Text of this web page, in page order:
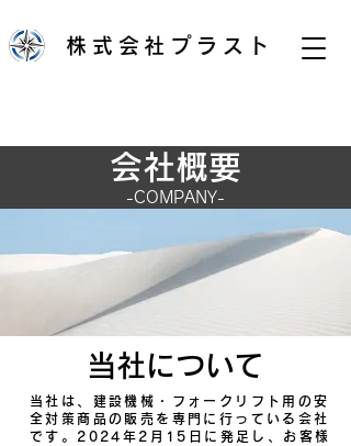
株式会社プラスト
会社概要
-COMPANY-
当社について
当社は、建設機械・フォークリフト用の安
全対策商品の販売を専門に行っている会社
です。2024年2月15日に発足し、お客様